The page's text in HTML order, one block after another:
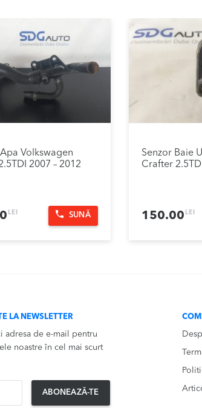
Volkswagen
2007 – 2012
LEI SUNĂ
Senzor Baie
Crafter
150.00 LEI
LA NEWSLETTER
adresa de e-mail pentru
noastre în cel mai scurt
ABONEAZĂ-TE